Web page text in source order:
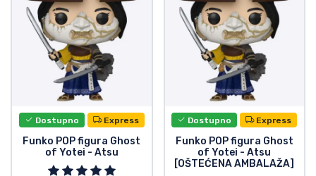
Dostupno Express
Funko POP figura Ghost
of Yotei - Atsu
Dostupno Express
Funko POP figura Ghost
of Yotei - Atsu
[OŠTEĆENA AMBALAŽA]
TV serija proizvodi
Film proizvodi
Crtani proizvodi
Anime proizvodi
Gamer proizvodi